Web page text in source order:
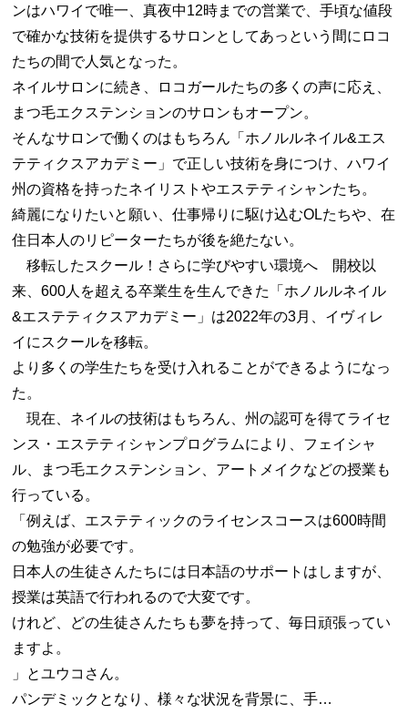
ンはハワイで唯一、真夜中12時までの営業で、手頃な値段
で確かな技術を提供するサロンとしてあっという間にロコ
たちの間で人気となった。
ネイルサロンに続き、ロコガールたちの多くの声に応え、
まつ毛エクステンションのサロンもオープン。
そんなサロンで働くのはもちろん「ホノルルネイル&エス
テティクスアカデミー」で正しい技術を身につけ、ハワイ
州の資格を持ったネイリストやエステティシャンたち。
綺麗になりたいと願い、仕事帰りに駆け込むOLたちや、在
住日本人のリピーターたちが後を絶たない。
移転したスクール！さらに学びやすい環境へ 開校以
来、600人を超える卒業生を生んできた「ホノルルネイル
&エステティクスアカデミー」は2022年の3月、イヴィレ
イにスクールを移転。
より多くの学生たちを受け入れることができるようになっ
た。
現在、ネイルの技術はもちろん、州の認可を得てライセ
ンス・エステティシャンプログラムにより、フェイシャ
ル、まつ毛エクステンション、アートメイクなどの授業も
行っている。
「例えば、エステティックのライセンスコースは600時間
の勉強が必要です。
日本人の生徒さんたちには日本語のサポートはしますが、
授業は英語で行われるので大変です。
けれど、どの生徒さんたちも夢を持って、毎日頑張ってい
ますよ。
」とユウコさん。
パンデミックとなり、様々な状況を背景に、手…